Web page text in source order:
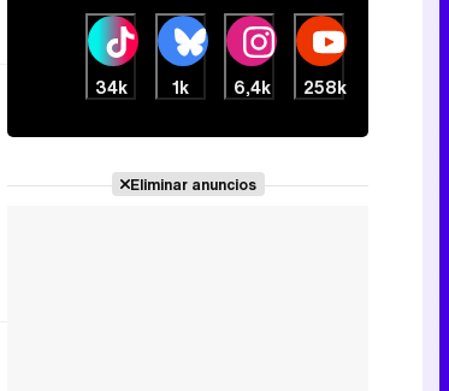
34k 1k 6,4k 258k
Eliminar anuncios